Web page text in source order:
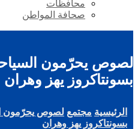
محافظات
صحافة المواطن
لصوص يحرّمون
بسونتاكروز يهز وهران
الرئيسية مجتمع لصوص يحرّمون
بسونتاكروز يهز وهران